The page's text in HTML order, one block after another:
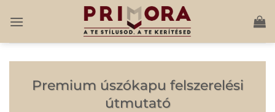
Premium úszókapu felszerelési
útmutató